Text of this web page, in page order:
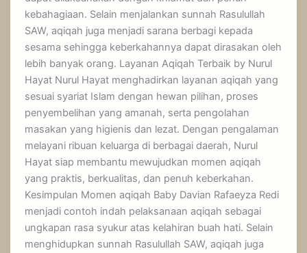
kebahagiaan. Selain menjalankan sunnah Rasulullah
SAW, aqiqah juga menjadi sarana berbagi kepada
sesama sehingga keberkahannya dapat dirasakan oleh
lebih banyak orang. Layanan Aqiqah Terbaik by Nurul
Hayat Nurul Hayat menghadirkan layanan aqiqah yang
sesuai syariat Islam dengan hewan pilihan, proses
penyembelihan yang amanah, serta pengolahan
masakan yang higienis dan lezat. Dengan pengalaman
melayani ribuan keluarga di berbagai daerah, Nurul
Hayat siap membantu mewujudkan momen aqiqah
yang praktis, berkualitas, dan penuh keberkahan.
Kesimpulan Momen aqiqah Baby Davian Rafaeyza Redi
menjadi contoh indah pelaksanaan aqiqah sebagai
ungkapan rasa syukur atas kelahiran buah hati. Selain
menghidupkan sunnah Rasulullah SAW, aqiqah juga